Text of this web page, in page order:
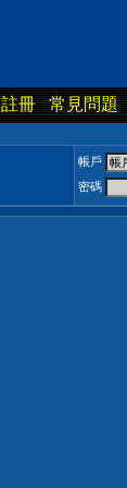
註冊 常見問題
帳戶
密碼